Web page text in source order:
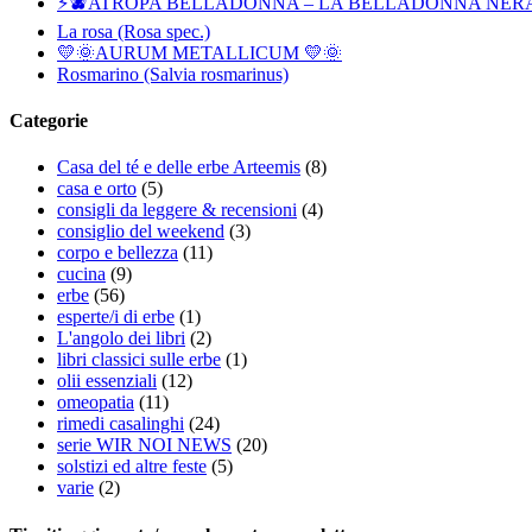
La rosa (Rosa spec.)
💛🌞AURUM METALLICUM 💛🌞
Rosmarino (Salvia rosmarinus)
Categorie
Casa del té e delle erbe Arteemis (8)
casa e orto (5)
consigli da leggere & recensioni (4)
consiglio del weekend (3)
corpo e bellezza (11)
cucina (9)
erbe (56)
esperte/i di erbe (1)
L'angolo dei libri (2)
libri classici sulle erbe (1)
olii essenziali (12)
omeopatia (11)
rimedi casalinghi (24)
serie WIR NOI NEWS (20)
solstizi ed altre feste (5)
varie (2)